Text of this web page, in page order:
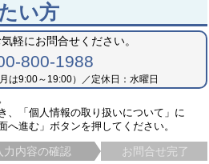
い方
軽にお問合せください。
800-1988
は9:00～19:00）／定休日：水曜日
、「個人情報の取り扱いについて」に
へ進む」ボタンを押してください。
力内容の確認 お問合せ完了